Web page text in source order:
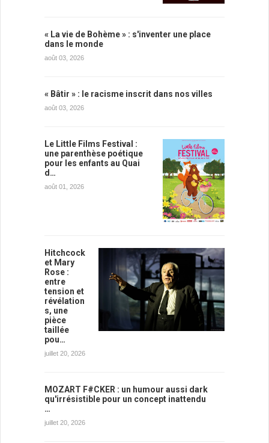
« La vie de Bohème » : s'inventer une place
dans le monde
août 03, 2026
« Bâtir » : le racisme inscrit dans nos villes
août 03, 2026
Le Little Films Festival :
une parenthèse poétique
pour les enfants au Quai
d…
août 01, 2026
Hitchcock
et Mary
Rose :
entre
tension et
révélation
s, une
pièce
taillée
pou…
juillet 20, 2026
MOZART F#CKER : un humour aussi dark
qu'irrésistible pour un concept inattendu
…
juillet 20, 2026